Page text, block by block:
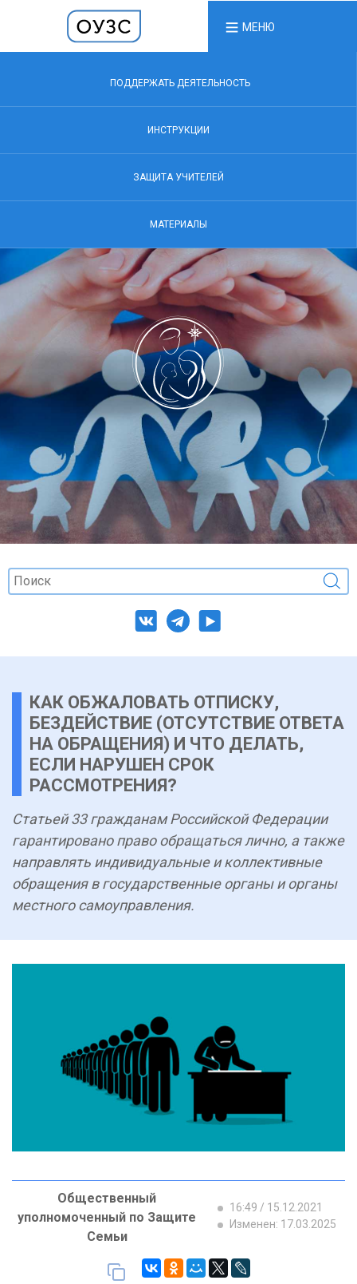
МЕНЮ
ПОДДЕРЖАТЬ ДЕЯТЕЛЬНОСТЬ
ИНСТРУКЦИИ
ЗАЩИТА УЧИТЕЛЕЙ
МАТЕРИАЛЫ
КАК ОБЖАЛОВАТЬ ОТПИСКУ,
БЕЗДЕЙСТВИЕ (ОТСУТСТВИЕ ОТВЕТА
НА ОБРАЩЕНИЯ) И ЧТО ДЕЛАТЬ,
ЕСЛИ НАРУШЕН СРОК
РАССМОТРЕНИЯ?
Статьей 33 гражданам Российской Федерации
гарантировано право обращаться лично, а также
направлять индивидуальные и коллективные
обращения в государственные органы и органы
местного самоуправления.
Общественный
уполномоченный по Защите
Семьи
16:49 / 15.12.2021
Изменен: 17.03.2025